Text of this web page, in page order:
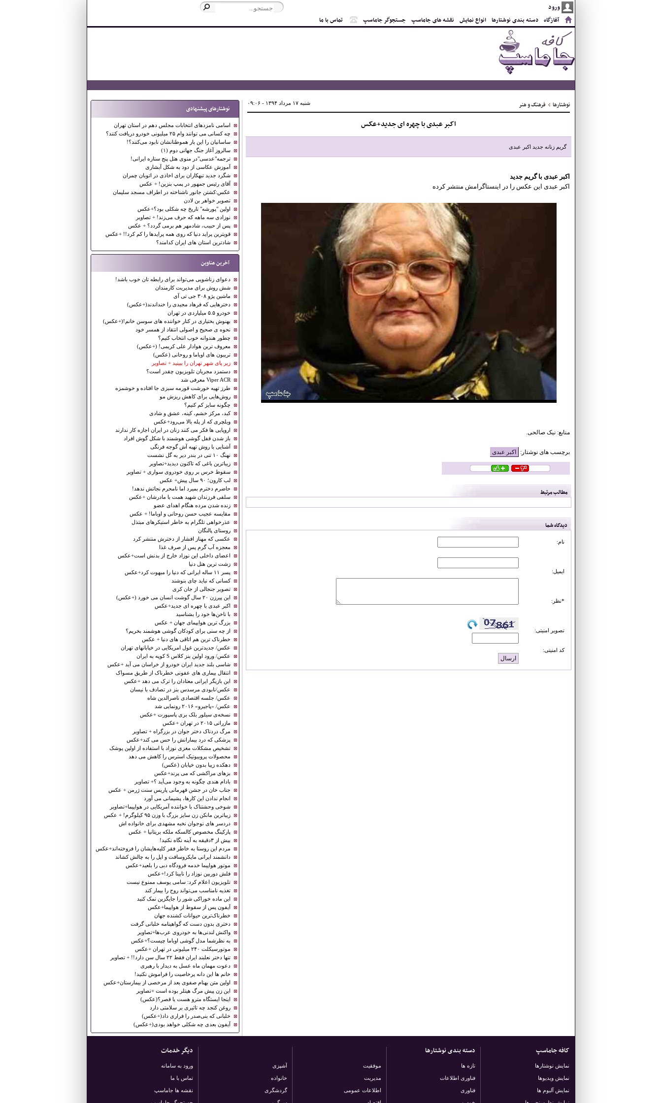
آغازگاه دسته بندی نوشتارها انواع نمایش نقشه های جاماسپ جستجوگر جاماسپ تماس با ما
فرهنگ و هنر شنبه ۱۷ مرداد ۱۳۹۴ - ۰۹:۰۶
اکبر عبدی با چهره ای جدید+عکس
گریم زنانه جدید اکبر عبدی
اکبر عبدی با گریم جدید
اکبر عبدی این عکس را در اینستاگرامش منتشر کرده
نیک صالحی.
اکبر عبدی
نوشتارهای پیشنهادی
اسامی نامزدهای انتخابات مجلس دهم در استان تهران
چه کسانی می توانند وام ۲۵ میلیونی خودرو دریافت کنند؟
ساسانیان را این بار هموطنانشان نابود می‌کنند؟!
سالروز آغاز جنگ جهانی دوم (۱)
ترجمه"عدسی"در منوی هتل پنج ستاره ایرانی!
آموزش عکاسی از دود به شکل آبشاری
شگرد جدید تبهکاران برای اخاذی در اتوبان چمران
آقای رئیس جمهور در پمپ بنزین! + عکس
عکس:کشتن جانور ناشناخته در اطراف مسجد سلیمان
تصویر خواهر بن لادن
اولین "پورشه" تاریخ چه شکلی بود؟+عکس
نوزادی سه ماهه که حرف می‌زند! + تصاویر
پس از حبیب، شادمهر هم برمی گردد؟ + عکس
قویترین پراید دنیا که روی همه پرایدها را کم کرد!! +عکس
شادترین استان های ایران کدامند؟
آخرین عناوین
دعوای زناشویی می‌تواند برای رابطه تان خوب باشد!
شش روش برای مدیریت کارمندان
ماشین پژو ۳۰۸ جی تی آی
دخترهایی كه فرهاد مجیدی را خنداندند(+عكس)
خودرو ۵.۵ میلیاردی در تهران
بهنوش بختیاری در کنار خواننده های سوسن خانم!(+عکس)
نحوه ی صحیح و اصولی انتقاد از همسر خود
چطور هندوانه خوب انتخاب کنیم؟
معروف ترین هوادار علی کریمی! (+عکس)
تریبون های اوباما و روحانی (عکس)
زیر پای شهر تهران را ببینید + تصاویر
دستمزد مجریان تلویزیون چقدر است؟
Viper ACR معرفی شد
طرز تهیه خورشت قورمه سبزی جا افتاده و خوشمزه
روش‌هایی برای کاهش ریزش مو
چگونه سایز کم کنیم؟
کبد، مرکز خشم، کینه، عشق و شادی
ویلچری که از پله بالا می‌رود+عکس
اروپایی ها فکر می کنند زنان در ایران اجازه کار ندارند
باز شدن قفل گوشی هوشمند با شکل گوش افراد
آشنایی با روش تهیه آش گوجه‌ فرنگی
نهنگ ۱۰ تنی در بندر دیر به گل نشست
زیباترین باغی که تاکنون دیدید+تصاویر
سقوط خرس بر روی خودروی سواری + تصاویر
لب کارون؛ ۹۰ سال پیش+ عکس
حاضرم دخترم بمیرد اما نامحرم نجاتش ندهد!
سلفی فرزندان شهید همت با مادرشان +عکس
زنده شدن مرده هنگام اهدای عضو
مقایسه عجیب حسن روحانی و اوباما! + عکس
عذرخواهی تلگرام به خاطر استیکرهای مبتذل
روستای پالنگان
عکسی که مهناز افشار از دخترش منتشر کرد
‌معجزه آب گرم پس از صرف غذا
اعضای داخلی این نوزاد خارج از بدنش است+عکس
زشت ترین هتل دنیا
پسر ۱۱ ساله ایرانی که دنیا را مبهوت کرد+عکس
کسانی که نباید چای بنوشند
تصویر جنجالی از جان کری
این پیرزن ۲۰ سال گوشت انسان می خورد (+عکس)
اکبر عبدی با چهره ای جدید+عکس
با ناخن‌ها خود را بشناسید
بزرگ ترین هوایپمای جهان + عکس
از چه سنی برای کودکان گوشی هوشمند بخریم؟
خطرناک ترین هم اتاقی های دنیا + عکس
عکس/ جدیدترین غول امریکایی در خیابانهای تهران
عکس/ ورود اولین بنز کلاس S كوپه به ایران
شاسی بلند جدید ایران خودرو از خراسان می آید +عکس
انتقال بیماری های عفونی خطرناک از طریق مسواک
این بازیگر ایرانی معتادان را ترک می دهد +عکس
عکس/نابودی مرسدس بنز در تصادف با نیسان
عکس/ جلسه اقتصادی ناصرالدین شاه
عکس/ «پاجیرو» ۲۰۱۶ رونمایی شد
نسخه‌ی سیلور بلک بری پاسپورت +عکس
مازراتی ۲۰۱۵ در تهران +عکس
مرگ دردناک دختر جوان در بزرگراه + تصاویر
پزشکی که درد بیمارانش را حس می کند+عکس
تشخیص مشکلات مغزی نوزاد با استفاده از اولین پوشک
محصولات پروبیوتیک استرس را کاهش می دهد
دهکده‌ زیبا بدون خیابان (عکس)
بزهای مراکشی که می پرند+عکس
بادام هندی چگونه به وجود می‌آید ؟+ تصاویر
جناب خان در جشن قهرمانی پاریس سنت ژرمن + عکس
انجام ندادن این کارها، پشیمانی می آورد
شوخی وحشتناک با خواننده آمریکایی در هواپیما+تصاویر
زیباترین مانکن زن سایز بزرگ با وزن ۹۵ کیلوگرم! + عکس
دردسر های نوجوان نخبه مشهدی برای خانواده اش
پارکینگ مخصوص کالسکه ملکه بریتانیا + عکس
بیش از ۳دقیقه به آینه نگاه نکنید!
مردم این روستا به خاطر فقر کلیه‌هایشان را فروخته‌اند+عکس
دانشمند ایرانی مایکروسافت و اپل را به چالش کشاند
موتور هواپیما خدمه فرودگاه دبی را بلعید+عکس
فلش دوربین نوزاد را نابینا کرد!+عکس
تلویزیون اعلام کرد: سامی یوسف ممنوع نیست
تغذیه نامناسب می‌تواند روح را بیمار کند
این ماده خوراکی شور را جایگزین نمک کنید
آیفون پس از سقوط از هواپیما+عکس
خطرناک‌ترین حیوانات کشنده جهان
دختری بدون دست که گواهینامه خلبانی گرفت
واکنش ‌لندنی‌ها به ‌خودروی عرب‌ها+تصاویر
به نظرشما مدل گوشی اوباما چیست؟+عکس
موتورسیکلت ۲۴۰ میلیونی در تهران +عکس
تنها دختر نعلبند ایران فقط ۲۲ سال سن دارد!! + تصاویر
دعوت مهمان ماه عسل به دیدار با رهبری
خانم ها این دانه پرخاصیت را فراموش نکنید!
اولین متن بهنام صفوی بعد از مرخصی از بیمارستان+عکس
این زن پیش مرگ هیتلر بوده است +تصاویر
اینجا ایستگاه مترو هست یا قصر؟(عکس)
روغن کنجد چه تاثیری بر سلامتی دارد
خلبانی كه بنی‌صدر را فراری داد(+عكس)
آیفون بعدی چه شكلی خواهد بودى(+عكس)
کافه جاماسپ
نمایش نوشتارها
نمایش ویدیوها
نمایش آلبوم ها
دسته بندی نوشتارها
تازه ها
فناوری اطلاعات
فناوری
موفقیت
مدیریت
اطلاعات عمومی
آشپزی
خانواده
گردشگری
دیگر خدمات
ورود به سامانه
تماس با ما
نقشه ها جاماسپ